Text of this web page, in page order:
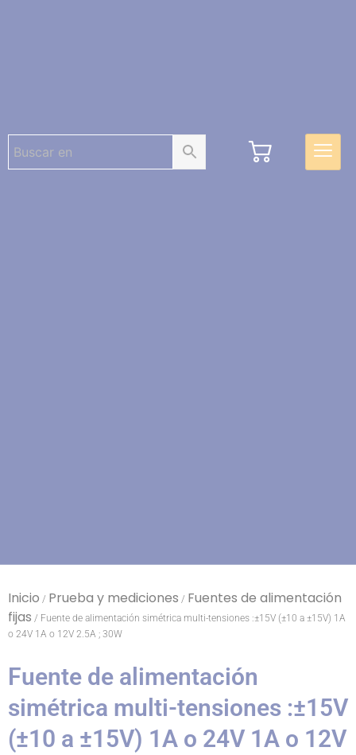
Inicio / Prueba y mediciones / Fuentes de alimentación
fijas / Fuente de alimentación simétrica multi-tensiones :±15V (±10 a ±15V) 1A
o 24V 1A o 12V 2.5A ; 30W
Fuente de alimentación
simétrica multi-tensiones :±15V
(±10 a ±15V) 1A o 24V 1A o 12V